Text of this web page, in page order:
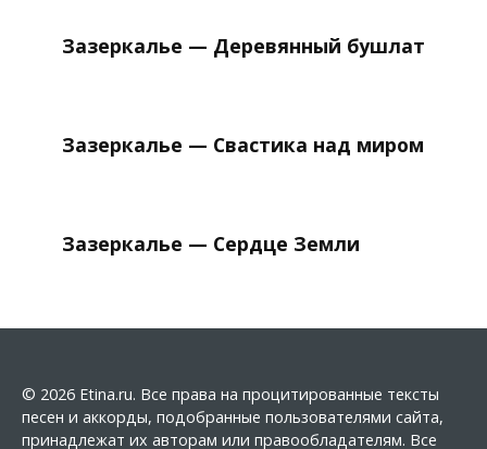
Зазеркалье — Деревянный бушлат
Зазеркалье — Свастика над миром
Зазеркалье — Сердце Земли
© 2026 Etina.ru. Все права на процитированные тексты
песен и аккорды, подобранные пользователями сайта,
принадлежат их авторам или правообладателям. Все